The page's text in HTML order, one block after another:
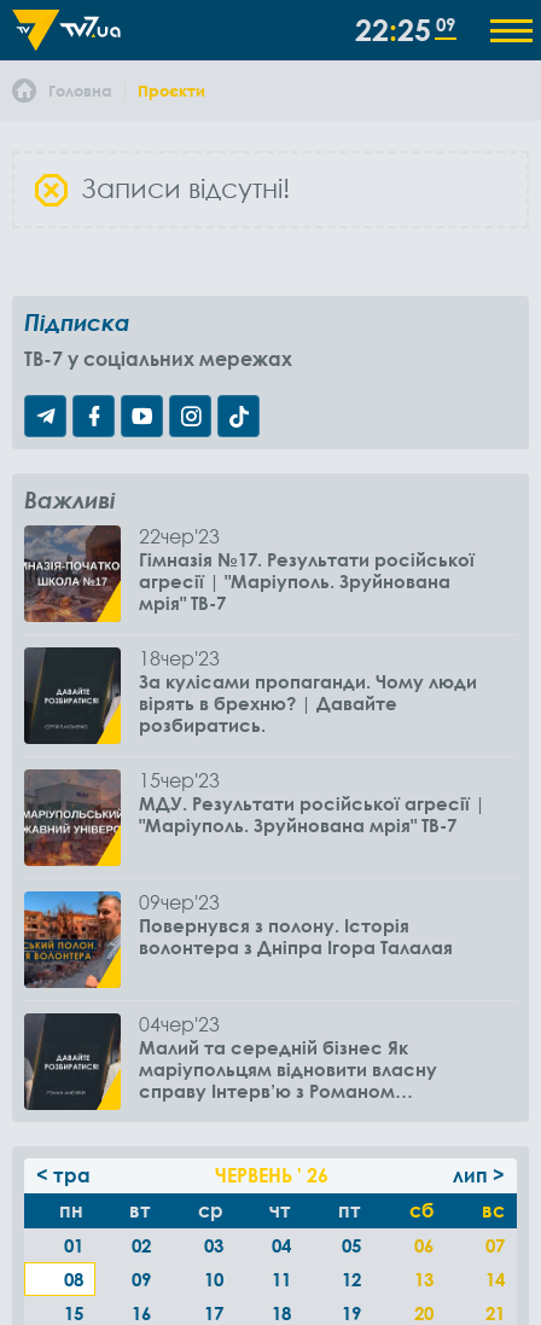
22 25 09
Головна Проєкти
Записи відсутні!
Підписка
TB-7 у соціальних мережах
Важливі
22чер'23
Гімназія №17. Результати російської
агресії | "Маріуполь. Зруйнована
мрія" ТВ-7
18чер'23
За кулісами пропаганди. Чому люди
вірять в брехню? | Давайте
розбиратись.
15чер'23
МДУ. Результати російської агресії |
"Маріуполь. Зруйнована мрія" ТВ-7
09чер'23
Повернувся з полону. Історія
волонтера з Дніпра Ігора Талалая
04чер'23
Малий та середній бізнес Як
маріупольцям відновити власну
справу Інтерв’ю з Романом
< тра ЧЕРВЕНЬ ' 26
лип >
пн
вт ср чт пт сб вс
01 02 03 04 05 06
07
08
09 10 11 12 13
14
15
16 17 18 19 20
21